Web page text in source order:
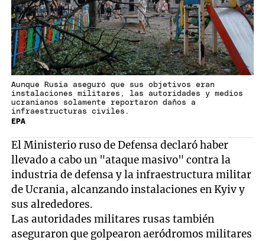
EPA
Aunque Rusia aseguró que sus objetivos eran
instalaciones militares, las autoridades y medios
ucranianos solamente reportaron daños a
infraestructuras civiles.
El Ministerio ruso de Defensa declaró haber
llevado a cabo un "ataque masivo" contra la
industria de defensa y la infraestructura militar
de Ucrania, alcanzando instalaciones en Kyiv y
sus alrededores.
Las autoridades militares rusas también
aseguraron que golpearon aeródromos militares